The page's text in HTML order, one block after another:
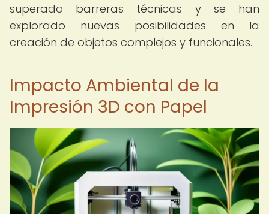
superado barreras técnicas y se han
explorado nuevas posibilidades en la
creación de objetos complejos y funcionales.
Impacto Ambiental de la
Impresión 3D con Papel